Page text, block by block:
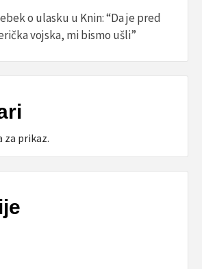
o ulasku u Knin: “Da je pred
vojska, mi bismo ušli”
za prikaz.